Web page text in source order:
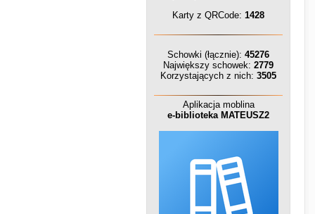
Karty z QRCode: 1428
Schowki (łącznie): 45276
Największy schowek: 2779
Korzystających z nich: 3505
Aplikacja moblina
e-biblioteka MATEUSZ2